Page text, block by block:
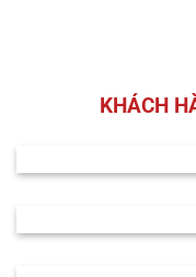
KHÁCH